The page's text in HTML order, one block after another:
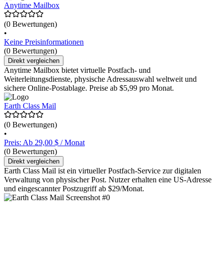
Anytime Mailbox
(0 Bewertungen)
•
Keine Preisinformationen
(0 Bewertungen)
Direkt vergleichen
Anytime Mailbox bietet virtuelle Postfach- und
Weiterleitungsdienste, physische Adressauswahl weltweit und
sichere Online-Postablage. Preise ab $5,99 pro Monat.
Earth Class Mail
(0 Bewertungen)
•
Preis: Ab 29,00 $ / Monat
(0 Bewertungen)
Direkt vergleichen
Earth Class Mail ist ein virtueller Postfach-Service zur digitalen
Verwaltung von physischer Post. Nutzer erhalten eine US-Adresse
und eingescannter Postzugriff ab $29/Monat.